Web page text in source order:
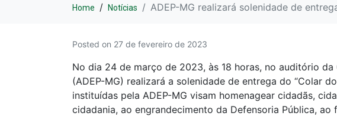
Home Notícias ADEP-MG realizará solenidade de
Posted on 27 de fevereiro de 2023
No dia 24 de março de 2023, às 18 horas, no auditório
(ADEP-MG) realizará a solenidade de entrega do “Colar
instituídas pela ADEP-MG visam homenagear cidadãs,
cidadania, ao engrandecimento da Defensoria Pública,